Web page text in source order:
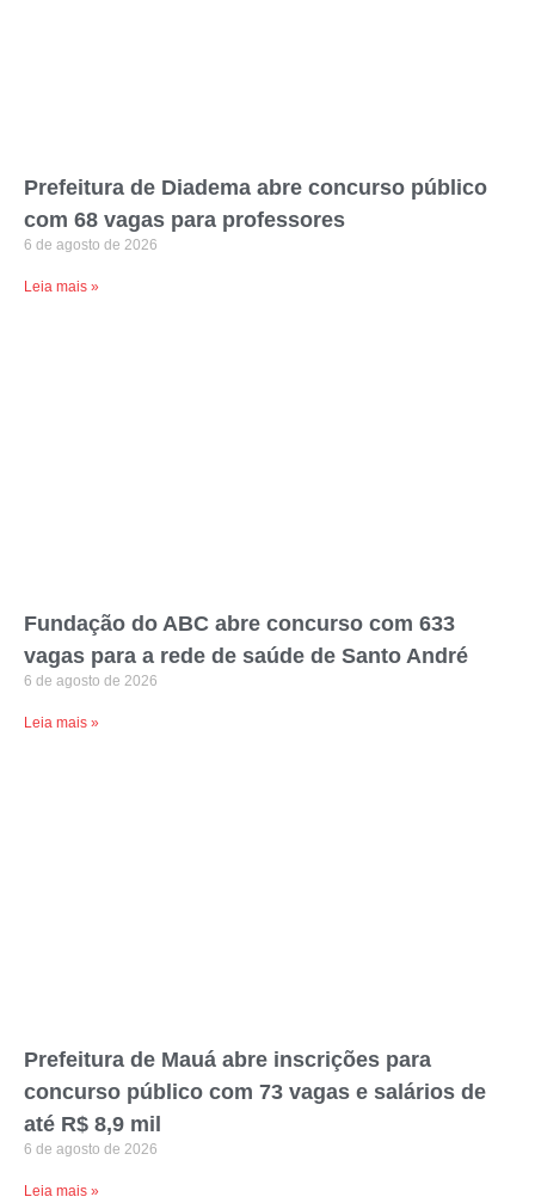
Prefeitura de Diadema abre concurso público
com 68 vagas para professores
6 de agosto de 2026
Leia mais »
Fundação do ABC abre concurso com 633
vagas para a rede de saúde de Santo André
6 de agosto de 2026
Leia mais »
Prefeitura de Mauá abre inscrições para
concurso público com 73 vagas e salários de
até R$ 8,9 mil
6 de agosto de 2026
Leia mais »